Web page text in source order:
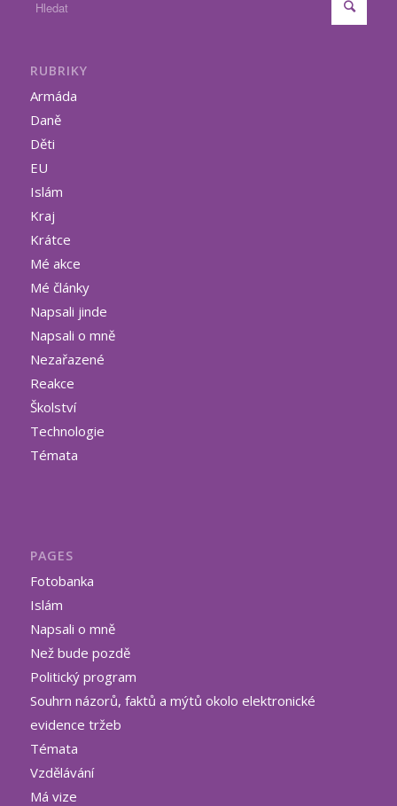
RUBRIKY
Armáda
Daně
Děti
EU
Islám
Kraj
Krátce
Mé akce
Mé články
Napsali jinde
Napsali o mně
Nezařazené
Reakce
Školství
Technologie
Témata
PAGES
Fotobanka
Islám
Napsali o mně
Než bude pozdě
Politický program
Souhrn názorů, faktů a mýtů okolo elektronické
evidence tržeb
Témata
Vzdělávání
Má vize